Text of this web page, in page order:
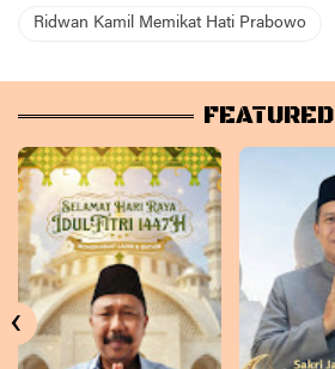
Ridwan Kamil Memikat Hati Prabowo
FEATURED
‹